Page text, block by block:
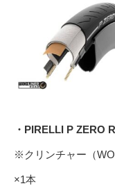
・PIRELLI P ZERO
※クリンチャー（WO
×1本